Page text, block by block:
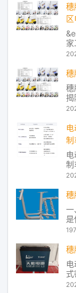
穗
产
行
造
下
穗
穗
车
专
产
制
制
构
料
动
穗
一
金
升
穗
为